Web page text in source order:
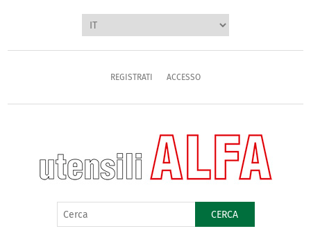
REGISTRATI ACCESSO
CERCA